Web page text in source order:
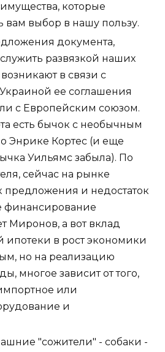
которые
вам выбор в нашу пользу.
документа,
развязкой наших
в связи с
ее соглашения
с Европейским союзом.
есть бычок с необычным
Энрике Кортес (и еще
Уильямс забыла). По
сейчас на рынке
предложения и недостаток
финансирование
Миронов, а вот вклад
ипотеки в рост экономики
но на реализацию
многое зависит от того,
или
и
"сожители" - собаки -